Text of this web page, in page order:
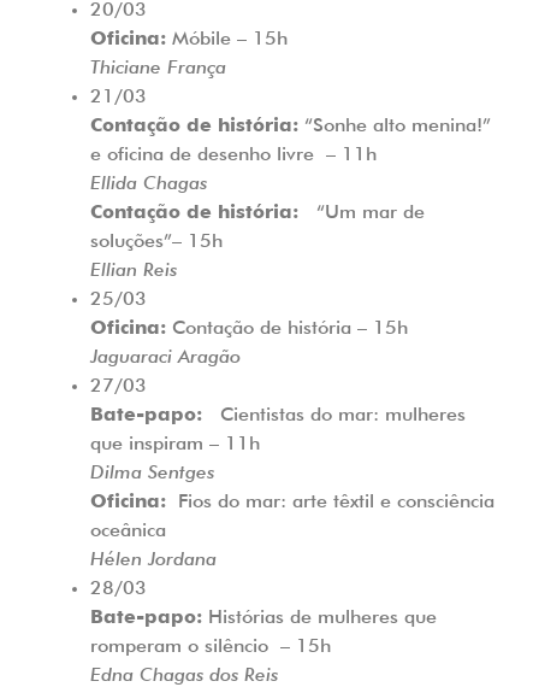
20/03
Oficina: Móbile – 15h
Thiciane França
21/03
Contação de história: “Sonhe alto menina!”
e oficina de desenho livre – 11h
Ellida Chagas
Contação de história:
“Um mar de
soluções”– 15h
Ellian Reis
25/03
Oficina: Contação de história – 15h
Jaguaraci Aragão
27/03
Bate-papo:
Cientistas do mar: mulheres
que inspiram – 11h
Dilma Sentges
Oficina: Fios do mar: arte têxtil e consciência
oceânica
Hélen Jordana
28/03
Bate-papo: Histórias de mulheres que
romperam o silêncio – 15h
Edna Chagas dos Reis